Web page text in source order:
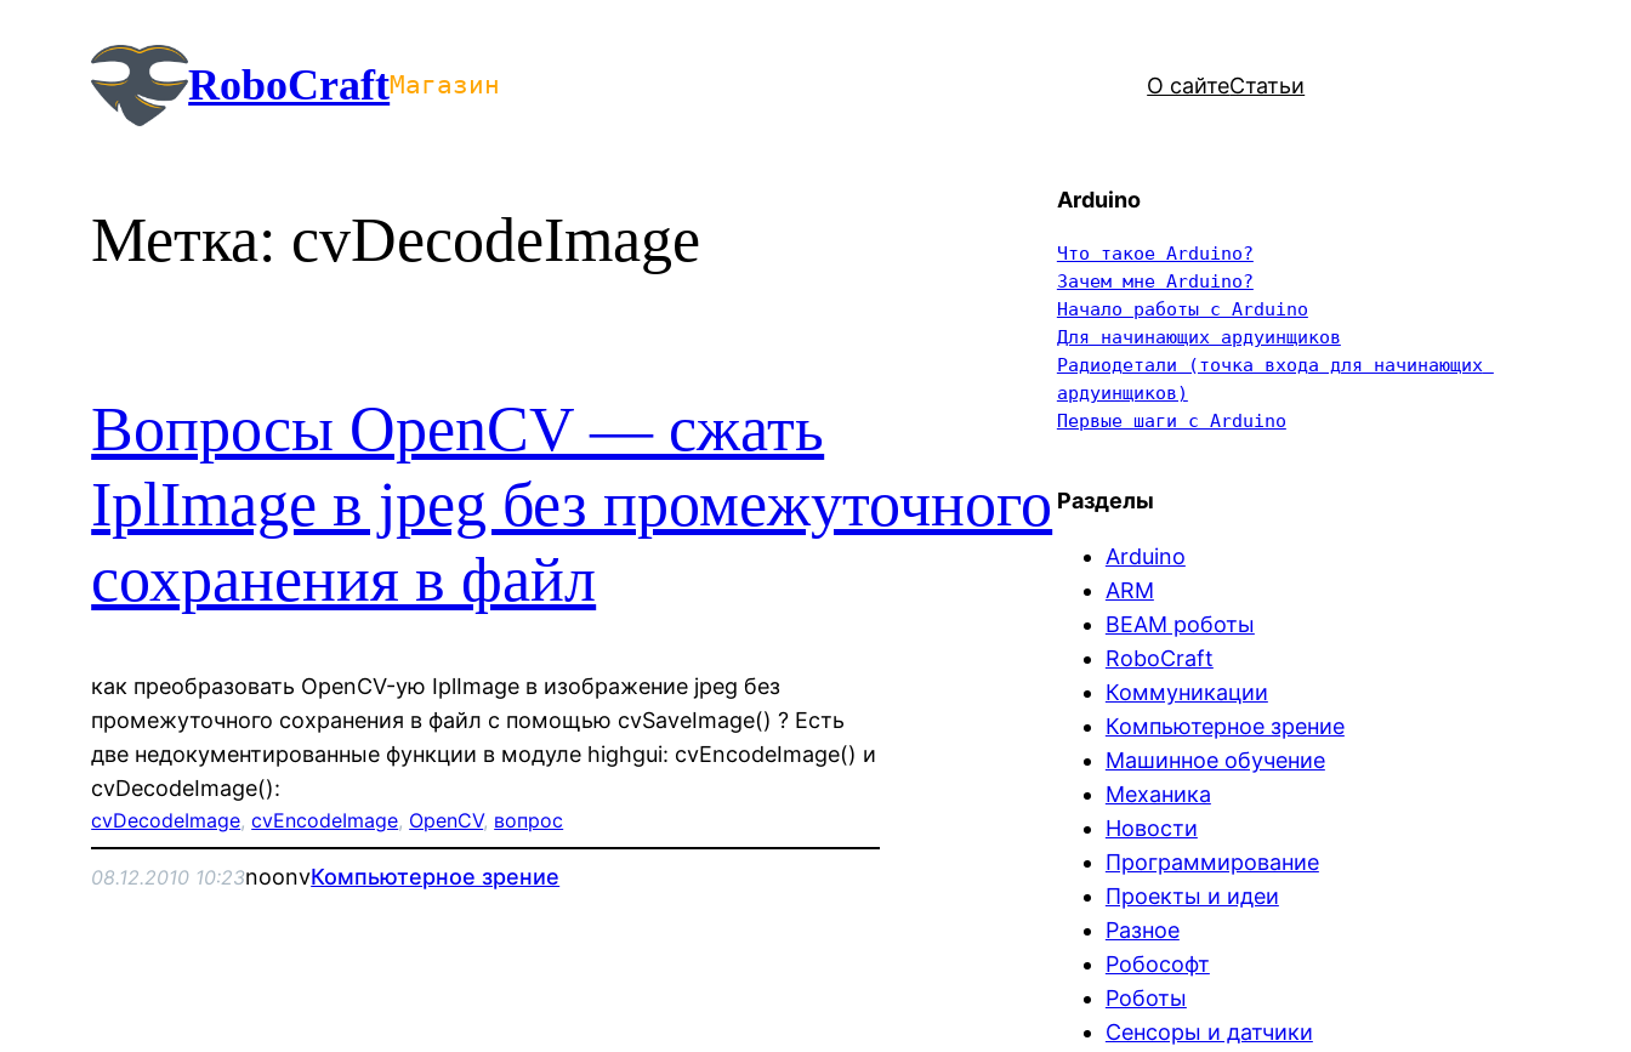
содержимому
RoboCraftМагазин О сайтеСтатьи
Метка: cvDecodeImage
Вопросы OpenCV — сжать
IplImage в jpeg без промежуточного
сохранения в файл
как преобразовать OpenCV-ую IplImage в изображение jpeg без
промежуточного сохранения в файл с помощью cvSaveImage() ? Есть
две недокументированные функции в модуле highgui: cvEncodeImage() и
cvDecodeImage():
cvDecodeImage, cvEncodeImage, OpenCV, вопрос
08.12.2010 10:23noonvКомпьютерное зрение
Arduino
Что такое Arduino?
Зачем мне Arduino?
Начало работы с Arduino
Для начинающих ардуинщиков
Радиодетали (точка входа для начинающих
ардуинщиков)
Первые шаги с Arduino
Разделы
Arduino
ARM
BEAM роботы
RoboCraft
Коммуникации
Компьютерное зрение
Машинное обучение
Механика
Новости
Программирование
Проекты и идеи
Разное
Робософт
Роботы
Сенсоры и датчики